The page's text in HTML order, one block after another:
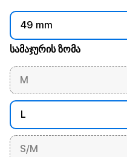
49 mm
სამაჯურის ზომა
M
L
S/M